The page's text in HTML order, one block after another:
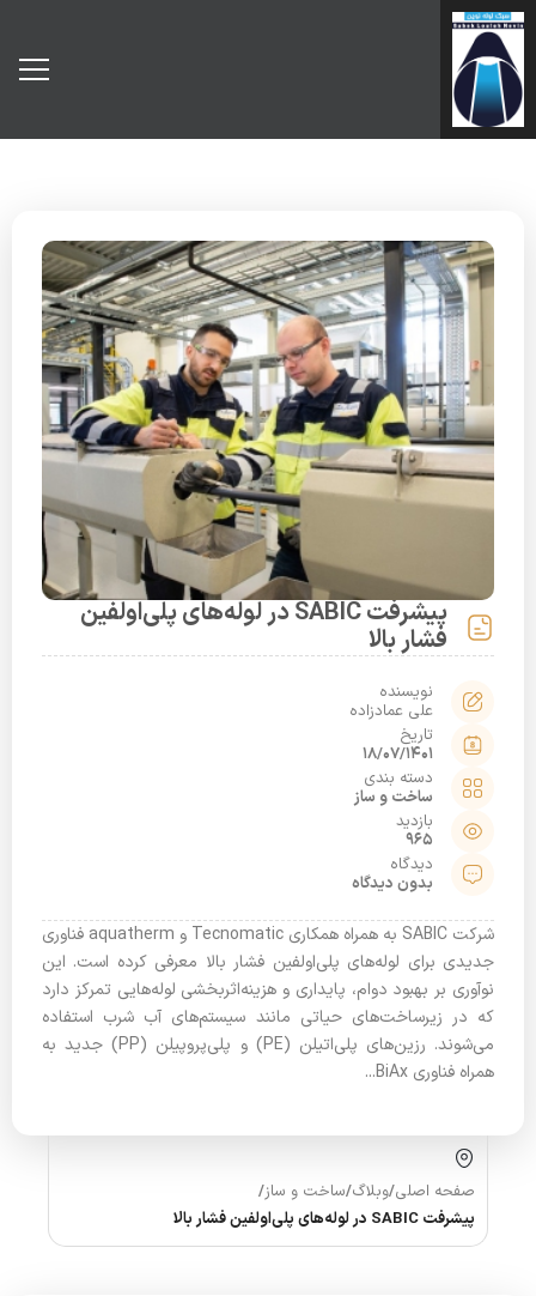
پیشرفت SABIC در لوله‌های پلی‌اولفین
فشار بالا
نویسنده
علی عمادزاده
تاریخ
18/07/1401
دسته بندی
ساخت و ساز
بازدید
965
دیدگاه
بدون دیدگاه
شرکت SABIC به همراه همکاری Tecnomatic و aquatherm فناوری
جدیدی برای لوله‌های پلی‌اولفین فشار بالا معرفی کرده است. این
نوآوری بر بهبود دوام، پایداری و هزینه‌اثربخشی لوله‌هایی تمرکز دارد
که در زیرساخت‌های حیاتی مانند سیستم‌های آب شرب استفاده
می‌شوند. رزین‌های پلی‌اتیلن (PE) و پلی‌پروپیلن (PP) جدید به
همراه فناوری BiAx...
صفحه اصلی/وبلاگ/ساخت و ساز/
پیشرفت SABIC در لوله‌های پلی‌اولفین فشار بالا